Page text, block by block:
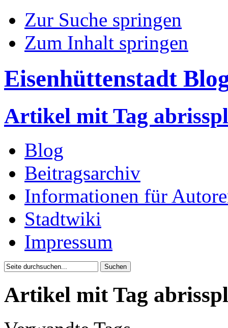
Zur Suche springen
Zum Inhalt springen
Eisenhüttenstadt
Artikel mit Tag
Blog
Beitragsarchiv
Informationen für
Stadtwiki
Impressum
Artikel mit Tag